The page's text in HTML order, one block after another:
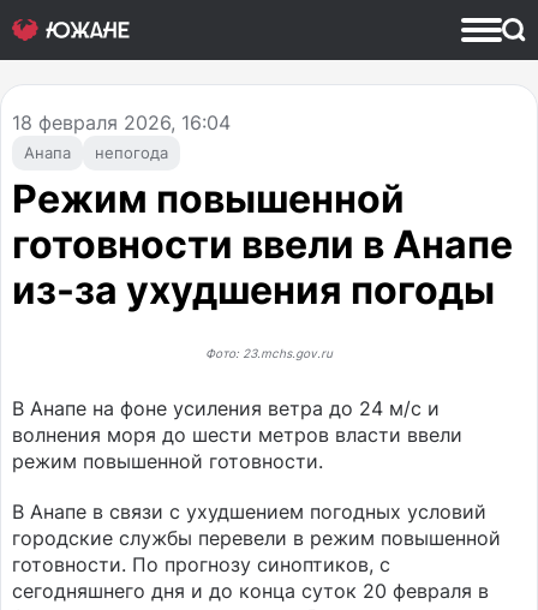
Анапа непогода
18 февраля 2026, 16:04
Режим повышенной
готовности ввели в Анапе
из-за ухудшения погоды
Фото: 23.mchs.gov.ru
В Анапе на фоне усиления ветра до 24 м/с и
волнения моря до шести метров власти ввели
режим повышенной готовности.
В Анапе в связи с ухудшением погодных условий
городские службы перевели в режим повышенной
готовности. По прогнозу синоптиков, с
сегодняшнего дня и до конца суток 20 февраля в